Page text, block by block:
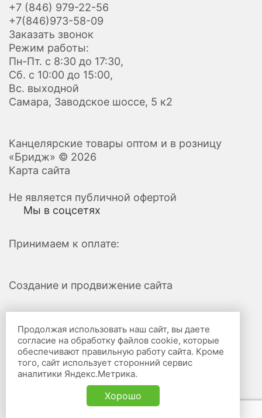
+7 (846) 979-22-56
+7(846)973-58-09
Заказать звонок
Режим работы:
Пн-Пт. с 8:30 до 17:30,
Сб. с 10:00 до 15:00,
Вс. выходной
Самара, Заводское шоссе, 5 к2
Канцелярские товары оптом и в розницу
«Бридж» © 2026
Карта сайта
Не является публичной офертой
Мы в соцсетях
Принимаем к оплате:
Создание и продвижение сайта
Продолжая использовать наш сайт, вы даете
согласие на обработку файлов cookie, которые
обеспечивают правильную работу сайта. Кроме
того, сайт использует сторонний сервис
аналитики Яндекс.Метрика.
Хорошо